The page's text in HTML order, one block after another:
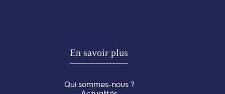
En savoir plus
Qui sommes-nous ?